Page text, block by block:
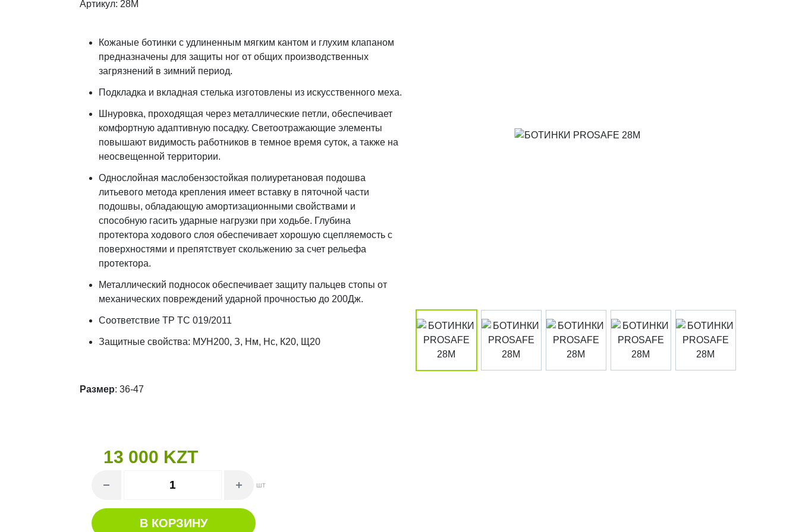
Артикул: 28М
Кожаные ботинки c удлиненным мягким кантом и глухим клапаном
предназначены для защиты ног от общих производственных
загрязнений в зимний период.
Подкладка и вкладная стелька изготовлены из искусственного меха.
Шнуровка, проходящая через металлические петли, обеспечивает
комфортную адаптивную посадку. Светоотражающие элементы
повышают видимость работников в темное время суток, а также на
неосвещенной территории.
Однослойная маслобензостойкая полиуретановая подошва
литьевого метода крепления имеет вставку в пяточной части
подошвы, обладающую амортизационными свойствами и
способную гасить ударные нагрузки при ходьбе. Глубина
протектора ходового слоя обеспечивает хорошую сцепляемость с
поверхностями и препятствует скольжению за счет рельефа
протектора.
Металлический подносок обеспечивает защиту пальцев стопы от
механических повреждений ударной прочностью до 200Дж.
Соответствие ТР ТС 019/2011
Защитные свойства: МУН200, З, Нм, Нс, К20, Щ20
Размер: 36-47
13 000 KZT
шт
В КОРЗИНУ